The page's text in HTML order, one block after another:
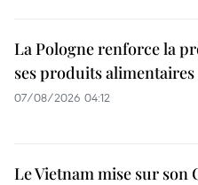
La Pologne renforce la
ses produits alimentaires
07/08/2026 04:12
Le Vietnam mise sur son